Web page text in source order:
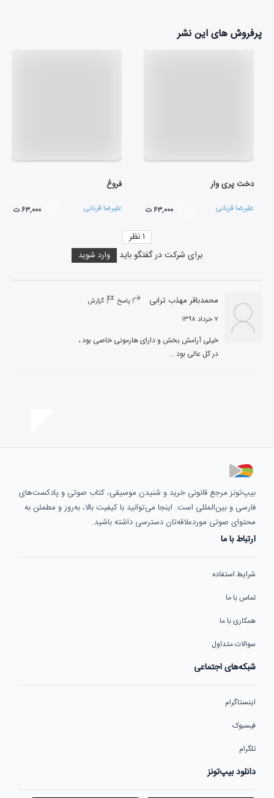
پرفروش های این نشر
دخت پری وار
علیرضا قربانی ۶۳,۰۰۰ ت
فروغ
علیرضا قربانی ۶۳,۰۰۰ ت
برای شرکت در گفتگو باید وارد شوید
۱نظر
محمدباقر مهذب ترابی پاسخ گزارش
۷ خرداد ۱۳۹۸
در کل عالی بود ...
بیپ‌تونز مرجع قانونی خرید و شنیدن موسیقی، کتاب صوتی و پادکست‌های
فارسی و بین‌المللی است. اینجا می‌توانید با کیفیت بالا، به‌روز و مطمئن به
محتوای صوتی موردعلاقه‌تان دسترسی داشته باشید.
ارتباط با ما
شرایط استفاده
تماس با ما
همکاری با ما
سوالات متداول
شبکه‌های اجتماعی
اینستاگرام
فیسبوک
تلگرام
دانلود بیپ‌تونز